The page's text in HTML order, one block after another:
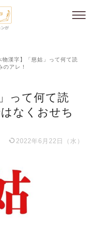
物漢字】「慈姑」って何て読
アレ！
って何て読
なくおせち
2022年6月22日（水）